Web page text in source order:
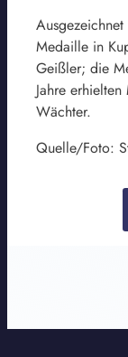
Medaille in
Geißler; die
Jahre
Wächter.
Quelle/Foto: